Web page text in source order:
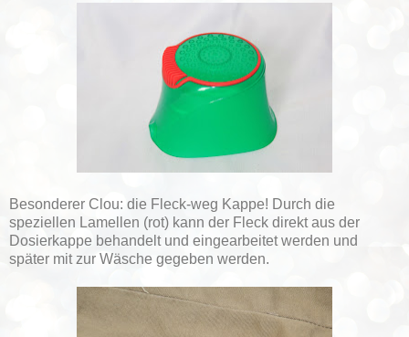
Besonderer Clou: die Fleck-weg Kappe! Durch die
speziellen Lamellen (rot) kann der Fleck direkt aus der
Dosierkappe behandelt und eingearbeitet werden und
später mit zur Wäsche gegeben werden.